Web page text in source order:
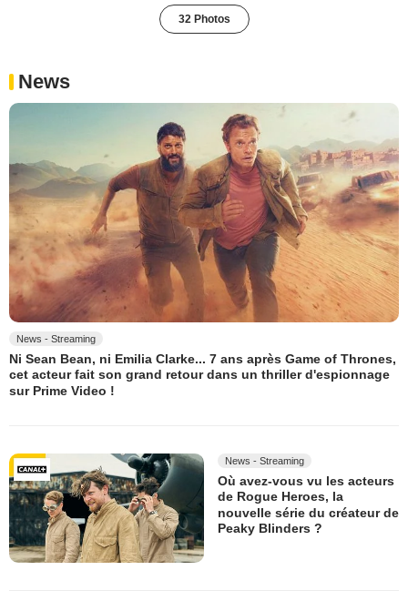
32 Photos
News
News - Streaming
Ni Sean Bean, ni Emilia Clarke... 7 ans après Game of Thrones,
cet acteur fait son grand retour dans un thriller d'espionnage
sur Prime Video !
News - Streaming
Où avez-vous vu les acteurs
de Rogue Heroes, la
nouvelle série du créateur de
Peaky Blinders ?